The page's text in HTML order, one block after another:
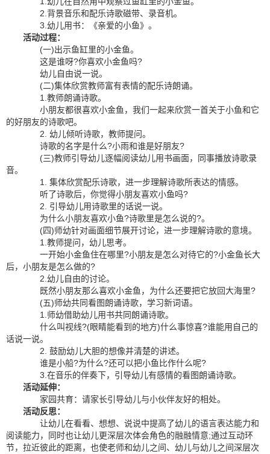
2.背景音乐和配乐诗歌磁带、录音机。
3.幼儿用书：《亲爱的小鱼》。
活动过程：
(一)出示鱼缸里的小金鱼。
这是谁呀?你喜欢小金鱼吗?
幼儿自由说一说。
(二)集体欣赏教师富有表情的配乐诗朗诵。
1.教师朗诵诗歌。
小朋友都很喜欢小金鱼，我们一起来欣赏一首关于小鱼和它
的好朋友的诗歌吧。
2. 幼儿倾听诗歌，教师提问。
诗歌的名字是什么?小雨和谁是好朋友?
(三)教师引导幼儿逐幅阅读幼儿用书画面，同事播放诗歌录
音。
1. 集体欣赏配乐诗歌，进一步理解诗歌所表达的情感。
听了诗歌后，你觉得小朋友喜欢小鱼吗?
2. 引导幼儿用诗歌里的话说一说。
为什么小朋友喜欢小鱼?诗歌里是怎么说的?。
(四)师幼针对画面细节展开讨论，进一步理解诗歌的意境。
1.教师提问，幼儿思考。
一开始小金鱼住在哪里?小朋友是怎么对待它的?小金鱼长大
后，小朋友是怎么做的?
2.幼儿自由的讨论。
既然小朋友那么喜欢小金鱼，为什么还要把它放回大海里?
(五)师幼共同看图朗诵诗歌，学习新词语。
1.师幼借助幼儿用书共同朗诵诗歌。
什么叫视线?(眼睛能看到的地方)什么事惊喜?谁能用自己的
话说一说。
2. 鼓励幼儿大胆的想像并清楚的讲述。
谁是小船?为什么?还可以把小鱼比作什么呢?
3.在音乐的伴奏下，引导幼儿有感情的看图朗诵诗歌。
活动延伸：
家园共育：请家长引导幼儿与小伙伴友好的相处。
活动反思：
让幼儿在看看、想想、说说中提高了幼儿的语言表达能力和
阅读能力，同时也让幼儿更深层次体会角色的融融情意;通过互动环
节，拉近彼此的距离，也使老师和幼儿之间、幼儿与幼儿之间深层次